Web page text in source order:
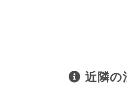
近隣の